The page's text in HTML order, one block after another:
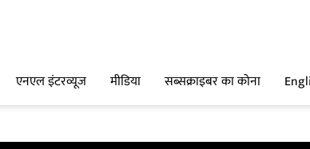
एनएल इंटरव्यूज मीडिया सब्सक्राइबर का कोना